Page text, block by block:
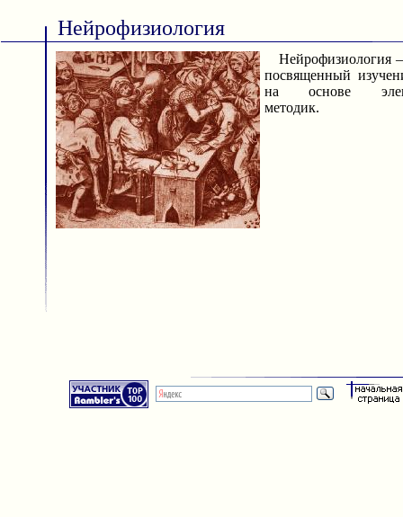
Нейрофизиология
Нейрофизиология
посвященный
на основе
методик.